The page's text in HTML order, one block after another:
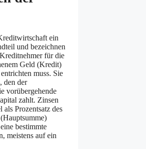
ein
und bezeichnen
für die
Geld (Kredit)
muss. Sie
den der
vorübergehende
zahlt. Zinsen
als Prozentsatz des
bestimmte
meistens auf ein